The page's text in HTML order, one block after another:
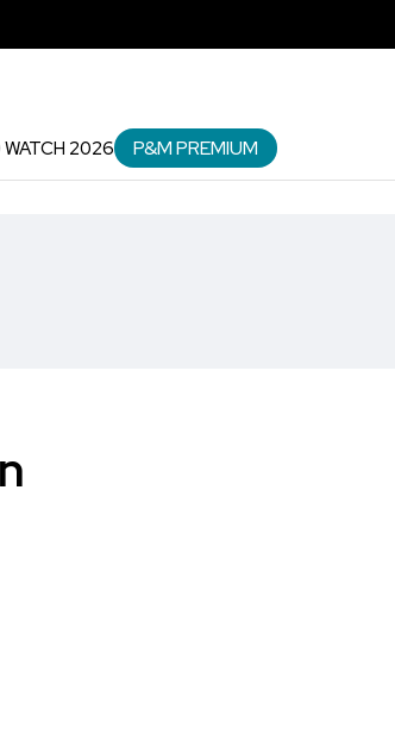
2026 P&M PREMIUM